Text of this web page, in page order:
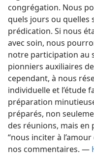
congrégation. Nous
quels jours ou quelles
prédication. Si nous
avec soin, nous
notre participation au
pionniers auxiliaires
cependant, à nous
individuelle et l’étude
préparation
préparés, non
des réunions, mais
“nous inciter à
nos commentaires. —